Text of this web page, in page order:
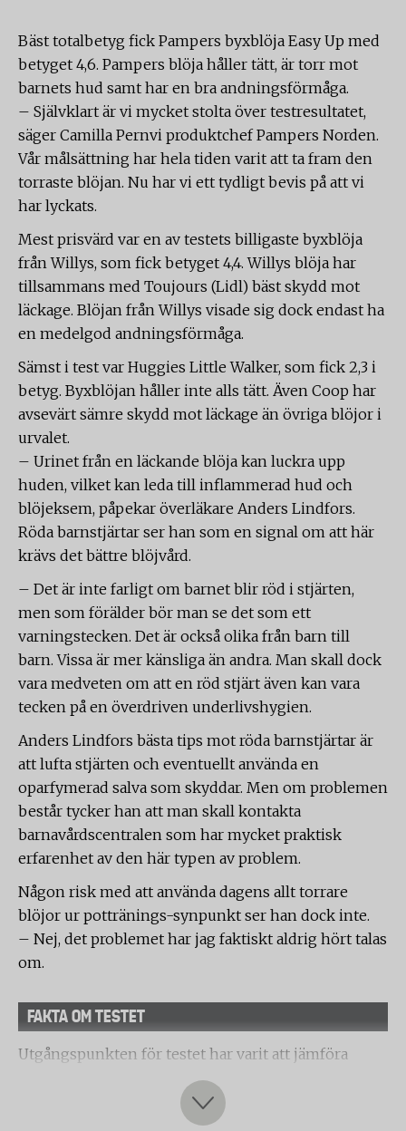
Bäst totalbetyg fick Pampers byxblöja Easy Up med
betyget 4,6. Pampers blöja håller tätt, är torr mot
barnets hud samt har en bra andningsförmåga.
– Självklart är vi mycket stolta över testresultatet,
säger Camilla Pernvi produktchef Pampers Norden.
Vår målsättning har hela tiden varit att ta fram den
torraste blöjan. Nu har vi ett tydligt bevis på att vi
har lyckats.
Mest prisvärd var en av testets billigaste byxblöja
från Willys, som fick betyget 4,4. Willys blöja har
tillsammans med Toujours (Lidl) bäst skydd mot
läckage. Blöjan från Willys visade sig dock endast ha
en medelgod andningsförmåga.
Sämst i test var Huggies Little Walker, som fick 2,3 i
betyg. Byxblöjan håller inte alls tätt. Även Coop har
avsevärt sämre skydd mot läckage än övriga blöjor i
urvalet.
– Urinet från en läckande blöja kan luckra upp
huden, vilket kan leda till inflammerad hud och
blöjeksem, påpekar överläkare Anders Lindfors.
Röda barnstjärtar ser han som en signal om att här
krävs det bättre blöjvård.
– Det är inte farligt om barnet blir röd i stjärten,
men som förälder bör man se det som ett
varningstecken. Det är också olika från barn till
barn. Vissa är mer känsliga än andra. Man skall dock
vara medveten om att en röd stjärt även kan vara
tecken på en överdriven underlivshygien.
Anders Lindfors bästa tips mot röda barnstjärtar är
att lufta stjärten och eventuellt använda en
oparfymerad salva som skyddar. Men om problemen
består tycker han att man skall kontakta
barnavårdscentralen som har mycket praktisk
erfarenhet av den här typen av problem.
Någon risk med att använda dagens allt torrare
blöjor ur pottränings-synpunkt ser han dock inte.
– Nej, det problemet har jag faktiskt aldrig hört talas
om.
FAKTA OM TESTET
Utgångspunkten för testet har varit att jämföra
prestandan för Pampers blöja med ett representativt
urval av de vanligaste fabrikaten av blöjor på den